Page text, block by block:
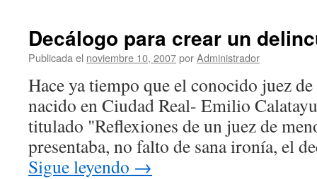
Gestión
Docente
Decálogo para crear un
Publicada el noviembre 10, 2007porAdministrador
Hace ya tiempo que el conocido juez
nacido en Ciudad Real- Emilio
titulado "Reflexiones de un juez de
presentaba, no falto de sana ironía, el
Sigue leyendo →